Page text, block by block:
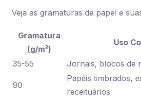
Veja as gramaturas de papel e
Gramatura
(g/m²)
Uso
35-55 Jornais, blocos de
90
Papéis timbrados,
receituários